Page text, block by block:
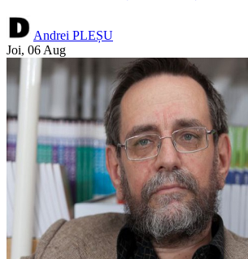
Andrei PLEȘU
Joi, 06 Aug